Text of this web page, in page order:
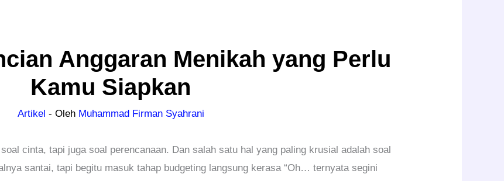
Anggaran Menikah yang Perlu
Kamu Siapkan
Artikel - Oleh Muhammad Firman Syahrani
cinta, tapi juga soal perencanaan. Dan salah satu hal yang paling krusial adalah soal
santai, tapi begitu masuk tahap budgeting langsung kerasa “Oh… ternyata segini